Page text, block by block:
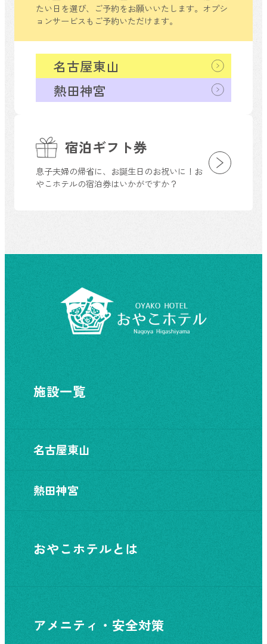
宿泊ギフト券
息子夫婦の帰省に、お誕生日のお祝いに！お
やこホテルの宿泊券はいかがですか？
たい日を選び、ご予約をお願いいたします。 オプシ
ョンサービスもご予約いただけます。
熱田神宮
名古屋東山
施設一覧
名古屋東山
熱田神宮
おやこホテルとは
アメニティ・安全対策